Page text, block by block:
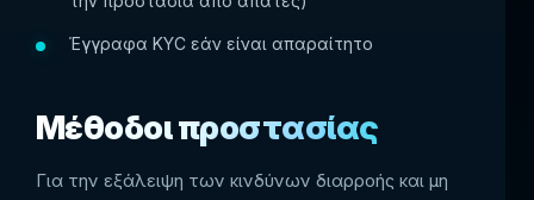
Έγγραφα KYC εάν είναι απαραίτητο
Μέθοδοι προστασίας
Για την εξάλειψη των κινδύνων διαρροής και μη